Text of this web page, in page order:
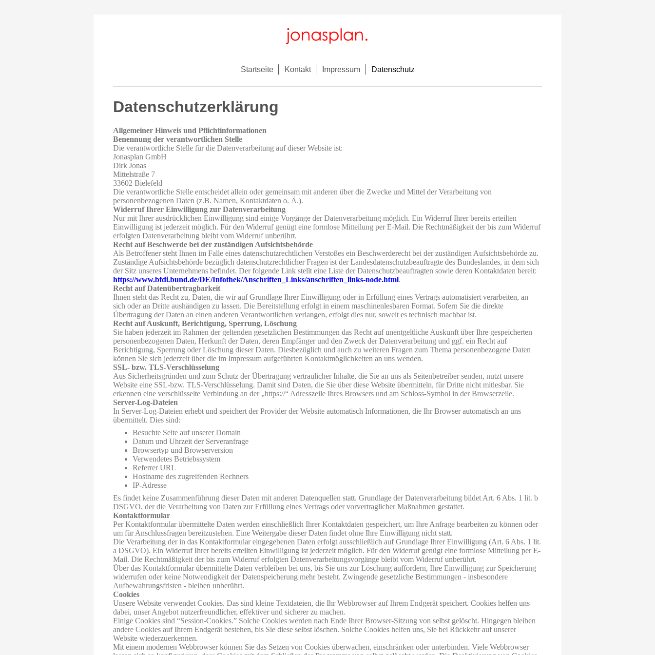
Startseite Kontakt Impressum Datenschutz
Datenschutzerklärung
Allgemeiner Hinweis und Pflichtinformationen
Benennung der verantwortlichen Stelle
Die verantwortliche Stelle für die Datenverarbeitung auf dieser Website ist:
Jonasplan GmbH
Dirk Jonas
Mittelstraße 7
33602 Bielefeld
Die verantwortliche Stelle entscheidet allein oder gemeinsam mit anderen über die Zwecke und Mittel der Verarbeitung von
personenbezogenen Daten (z.B. Namen, Kontaktdaten o. Ä.).
Widerruf Ihrer Einwilligung zur Datenverarbeitung
Nur mit Ihrer ausdrücklichen Einwilligung sind einige Vorgänge der Datenverarbeitung möglich. Ein Widerruf Ihrer bereits erteilten
Einwilligung ist jederzeit möglich. Für den Widerruf genügt eine formlose Mitteilung per E-Mail. Die Rechtmäßigkeit der bis zum Widerruf
erfolgten Datenverarbeitung bleibt vom Widerruf unberührt.
Recht auf Beschwerde bei der zuständigen Aufsichtsbehörde
Als Betroffener steht Ihnen im Falle eines datenschutzrechtlichen Verstoßes ein Beschwerderecht bei der zuständigen Aufsichtsbehörde zu.
Zuständige Aufsichtsbehörde bezüglich datenschutzrechtlicher Fragen ist der Landesdatenschutzbeauftragte des Bundeslandes, in dem sich
der Sitz unseres Unternehmens befindet. Der folgende Link stellt eine Liste der Datenschutzbeauftragten sowie deren Kontaktdaten bereit:
https://www.bfdi.bund.de/DE/Infothek/Anschriften_Links/anschriften_links-node.html.
Recht auf Datenübertragbarkeit
Ihnen steht das Recht zu, Daten, die wir auf Grundlage Ihrer Einwilligung oder in Erfüllung eines Vertrags automatisiert verarbeiten, an
sich oder an Dritte aushändigen zu lassen. Die Bereitstellung erfolgt in einem maschinenlesbaren Format. Sofern Sie die direkte
Übertragung der Daten an einen anderen Verantwortlichen verlangen, erfolgt dies nur, soweit es technisch machbar ist.
Recht auf Auskunft, Berichtigung, Sperrung, Löschung
Sie haben jederzeit im Rahmen der geltenden gesetzlichen Bestimmungen das Recht auf unentgeltliche Auskunft über Ihre gespeicherten
personenbezogenen Daten, Herkunft der Daten, deren Empfänger und den Zweck der Datenverarbeitung und ggf. ein Recht auf
Berichtigung, Sperrung oder Löschung dieser Daten. Diesbezüglich und auch zu weiteren Fragen zum Thema personenbezogene Daten
können Sie sich jederzeit über die im Impressum aufgeführten Kontaktmöglichkeiten an uns wenden.
SSL- bzw. TLS-Verschlüsselung
Aus Sicherheitsgründen und zum Schutz der Übertragung vertraulicher Inhalte, die Sie an uns als Seitenbetreiber senden, nutzt unsere
Website eine SSL-bzw. TLS-Verschlüsselung. Damit sind Daten, die Sie über diese Website übermitteln, für Dritte nicht mitlesbar. Sie
erkennen eine verschlüsselte Verbindung an der „https://“ Adresszeile Ihres Browsers und am Schloss-Symbol in der Browserzeile.
Server-Log-Dateien
In Server-Log-Dateien erhebt und speichert der Provider der Website automatisch Informationen, die Ihr Browser automatisch an uns
übermittelt. Dies sind:
Besuchte Seite auf unserer Domain
Datum und Uhrzeit der Serveranfrage
Browsertyp und Browserversion
Verwendetes Betriebssystem
Referrer URL
Hostname des zugreifenden Rechners
IP-Adresse
Es findet keine Zusammenführung dieser Daten mit anderen Datenquellen statt. Grundlage der Datenverarbeitung bildet Art. 6 Abs. 1 lit. b
DSGVO, der die Verarbeitung von Daten zur Erfüllung eines Vertrags oder vorvertraglicher Maßnahmen gestattet.
Kontaktformular
Per Kontaktformular übermittelte Daten werden einschließlich Ihrer Kontaktdaten gespeichert, um Ihre Anfrage bearbeiten zu können oder
um für Anschlussfragen bereitzustehen. Eine Weitergabe dieser Daten findet ohne Ihre Einwilligung nicht statt.
Die Verarbeitung der in das Kontaktformular eingegebenen Daten erfolgt ausschließlich auf Grundlage Ihrer Einwilligung (Art. 6 Abs. 1 lit.
a DSGVO). Ein Widerruf Ihrer bereits erteilten Einwilligung ist jederzeit möglich. Für den Widerruf genügt eine formlose Mitteilung per E-
Mail. Die Rechtmäßigkeit der bis zum Widerruf erfolgten Datenverarbeitungsvorgänge bleibt vom Widerruf unberührt.
Über das Kontaktformular übermittelte Daten verbleiben bei uns, bis Sie uns zur Löschung auffordern, Ihre Einwilligung zur Speicherung
widerrufen oder keine Notwendigkeit der Datenspeicherung mehr besteht. Zwingende gesetzliche Bestimmungen - insbesondere
Aufbewahrungsfristen - bleiben unberührt.
Cookies
Unsere Website verwendet Cookies. Das sind kleine Textdateien, die Ihr Webbrowser auf Ihrem Endgerät speichert. Cookies helfen uns
dabei, unser Angebot nutzerfreundlicher, effektiver und sicherer zu machen.
Einige Cookies sind “Session-Cookies.” Solche Cookies werden nach Ende Ihrer Browser-Sitzung von selbst gelöscht. Hingegen bleiben
andere Cookies auf Ihrem Endgerät bestehen, bis Sie diese selbst löschen. Solche Cookies helfen uns, Sie bei Rückkehr auf unserer
Website wiederzuerkennen.
Mit einem modernen Webbrowser können Sie das Setzen von Cookies überwachen, einschränken oder unterbinden. Viele Webbrowser